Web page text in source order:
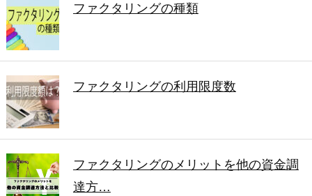
ファクタリングの種類
ファクタリングの利用限度数
ファクタリングのメリットを他の資金調
達方…